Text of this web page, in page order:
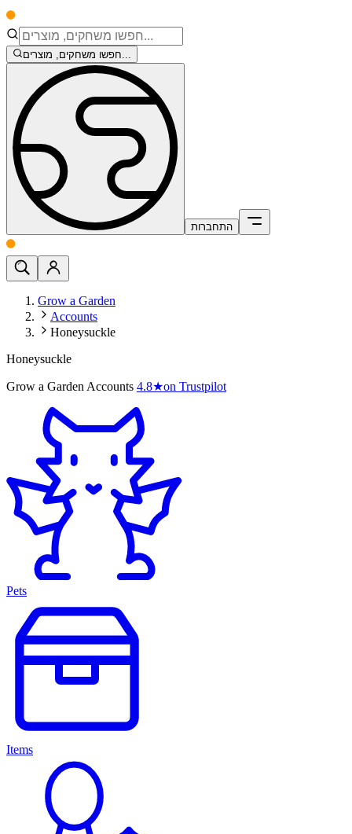
חפשו משחקים, מוצרים...
התחברות
Grow a Garden
Accounts
Honeysuckle
Honeysuckle
Grow a Garden Accounts 4.8★on Trustpilot
Pets
Items